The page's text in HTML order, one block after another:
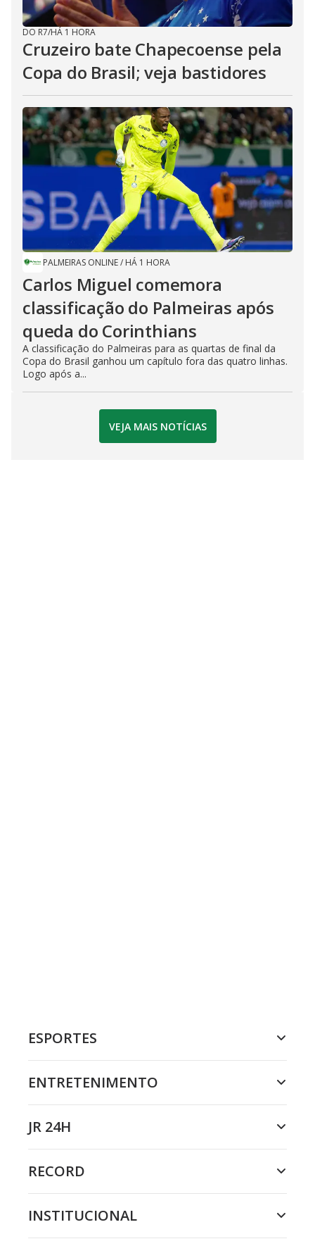
DO R7/HÁ 1 HORA
Cruzeiro bate Chapecoense pela
Copa do Brasil; veja bastidores
PALMEIRAS ONLINE/ HÁ 1 HORA
Carlos Miguel comemora
classificação do Palmeiras após
queda do Corinthians
A classificação do Palmeiras para as quartas de final da
Copa do Brasil ganhou um capítulo fora das quatro linhas.
Logo após a...
VEJA MAIS NOTÍCIAS
ESPORTES
ENTRETENIMENTO
JR 24H
RECORD
INSTITUCIONAL